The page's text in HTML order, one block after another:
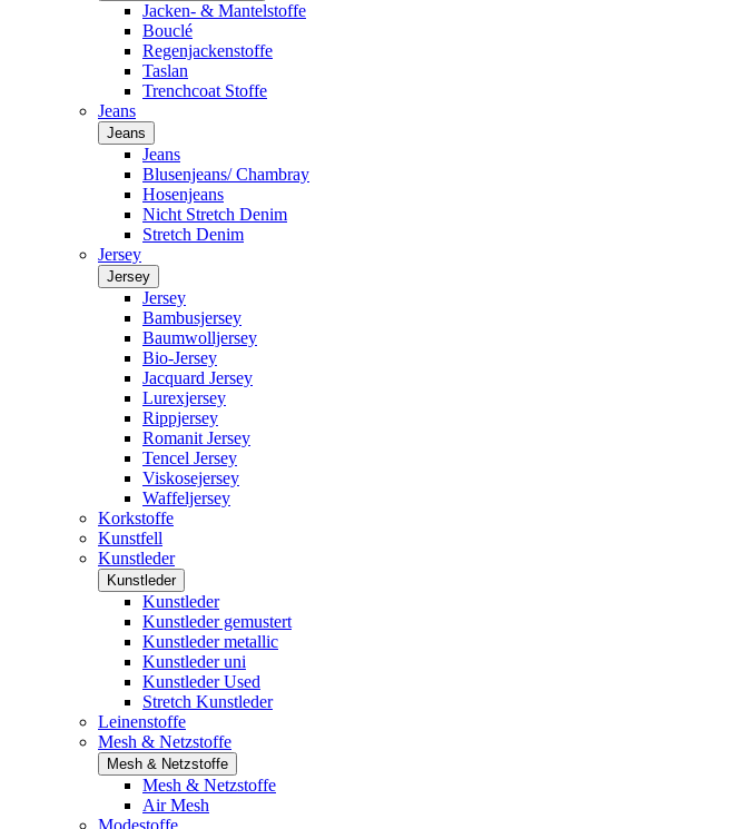
Jacken- & Mantelstoffe
Bouclé
Regenjackenstoffe
Taslan
Trenchcoat Stoffe
Jeans
Jeans
Jeans
Blusenjeans/ Chambray
Hosenjeans
Nicht Stretch Denim
Stretch Denim
Jersey
Jersey
Jersey
Bambusjersey
Baumwolljersey
Bio-Jersey
Jacquard Jersey
Lurexjersey
Rippjersey
Romanit Jersey
Tencel Jersey
Viskosejersey
Waffeljersey
Korkstoffe
Kunstfell
Kunstleder
Kunstleder
Kunstleder
Kunstleder gemustert
Kunstleder metallic
Kunstleder uni
Kunstleder Used
Stretch Kunstleder
Leinenstoffe
Mesh & Netzstoffe
Mesh & Netzstoffe
Mesh & Netzstoffe
Air Mesh
Modestoffe